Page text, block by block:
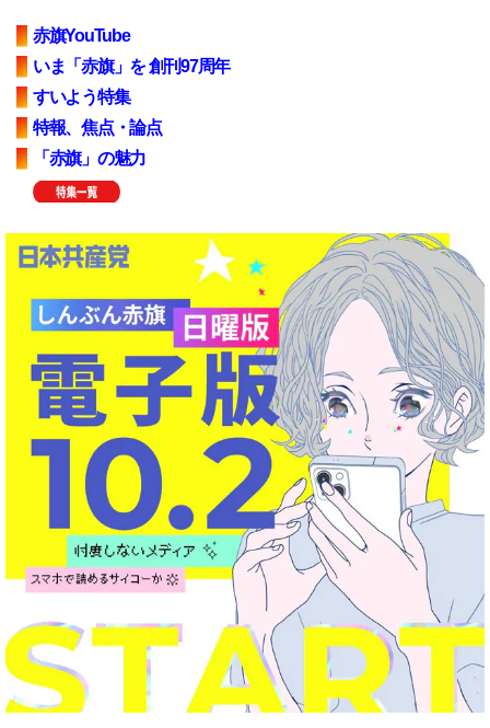
赤旗YouTube
いま「赤旗」を 創刊97周年
すいよう特集
特報、焦点・論点
「赤旗」の魅力